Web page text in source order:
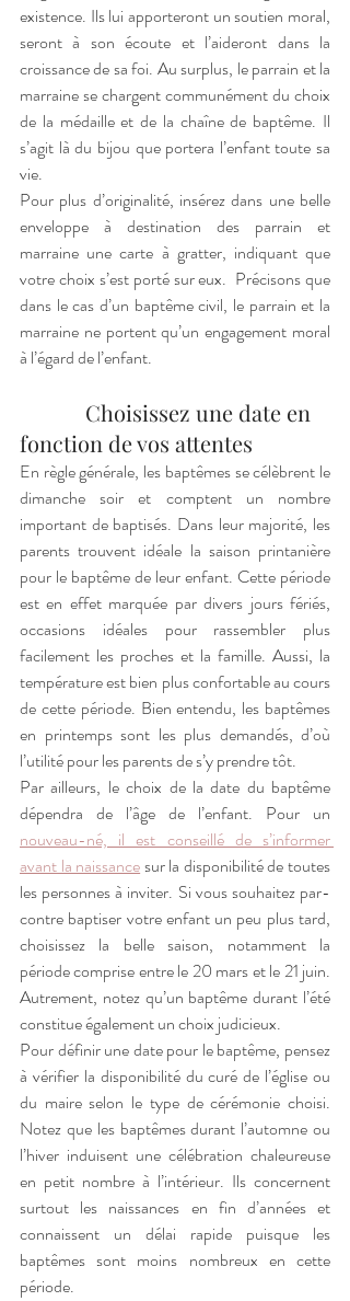
existence. Ils lui apporteront un soutien moral,
seront à son écoute et l’aideront dans la
croissance de sa foi. Au surplus, le parrain et la
marraine se chargent communément du choix
de la médaille et de la chaîne de baptême. Il
s’agit là du bijou que portera l’enfant toute sa
vie.
Pour plus d’originalité, insérez dans une belle
enveloppe à destination des parrain et
marraine une carte à gratter, indiquant que
votre choix s’est porté sur eux.  Précisons que
dans le cas d’un baptême civil, le parrain et la
marraine ne portent qu’un engagement moral
à l’égard de l’enfant.
fonction de vos attentes
En règle générale, les baptêmes se célèbrent le
dimanche soir et comptent un nombre
important de baptisés. Dans leur majorité, les
parents trouvent idéale la saison printanière
pour le baptême de leur enfant. Cette période
est en effet marquée par divers jours fériés,
occasions idéales pour rassembler plus
facilement les proches et la famille. Aussi, la
température est bien plus confortable au cours
de cette période. Bien entendu, les baptêmes
en printemps sont les plus demandés, d’où
l’utilité pour les parents de s’y prendre tôt.
Par ailleurs, le choix de la date du baptême
nouveau-né, il est conseillé de s’informer
avant la naissance sur la disponibilité de toutes
les personnes à inviter. Si vous souhaitez par-
contre baptiser votre enfant un peu plus tard,
choisissez la belle saison, notamment la
période comprise entre le 20 mars et le 21 juin.
Autrement, notez qu’un baptême durant l’été
constitue également un choix judicieux.
Pour définir une date pour le baptême, pensez
à vérifier la disponibilité du curé de l’église ou
du maire selon le type de cérémonie choisi.
Notez que les baptêmes durant l’automne ou
l’hiver induisent une célébration chaleureuse
en petit nombre à l’intérieur. Ils concernent
surtout les naissances en fin d’années et
connaissent un délai rapide puisque les
baptêmes sont moins nombreux en cette
période.